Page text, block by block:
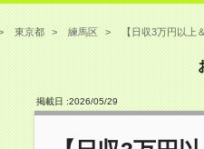
東京都 練馬区 【日収3万円以上
掲載日 :2026/05/29